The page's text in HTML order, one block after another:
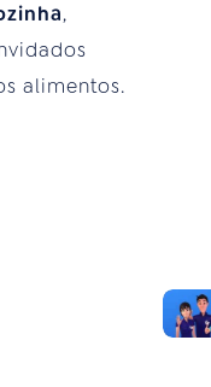
,
alimentos.